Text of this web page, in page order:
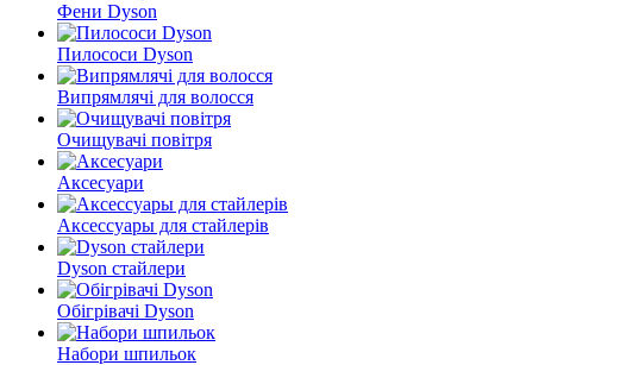
Фени Dyson
Пилососи Dyson
Випрямлячі для волосся
Очищувачі повітря
Аксесуари
Аксессуары для стайлерів
Dyson стайлери
Обігрівачі Dyson
Набори шпильок